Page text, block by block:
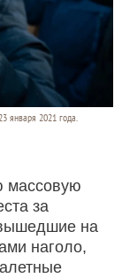
января 2021 года.
массовую
за
на
наголо,